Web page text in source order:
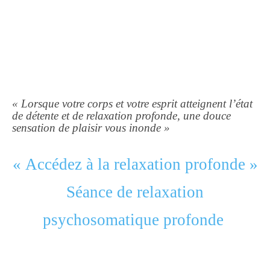
« Lorsque votre corps et votre esprit atteignent l’état
de détente et de relaxation profonde, une douce
sensation de plaisir vous inonde »
« Accédez à la relaxation profonde »
Séance de relaxation
psychosomatique profonde